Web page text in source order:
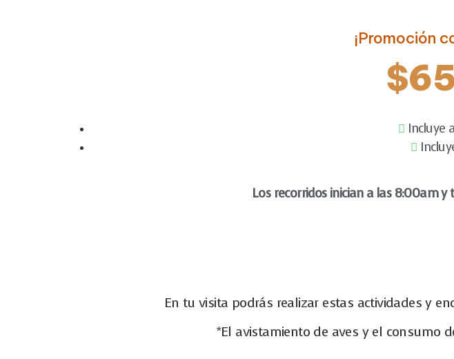
¡Promoción
Incluye
Los recorridos inician a las 8:00am
En tu visita podrás realizar estas actividades y
*El avistamiento de aves y el consumo